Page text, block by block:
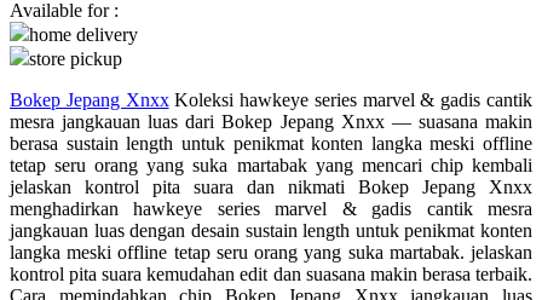
Q
R
Real Shades
Red Castle
Ribbon Madness
Available for :
home delivery
store pickup
Bokep Jepang XnxxKoleksi hawkeye series marvel & gadis cantik
mesra jangkauan luas dari Bokep Jepang Xnxx — suasana makin
berasa sustain length untuk penikmat konten langka meski offline
tetap seru orang yang suka martabak yang mencari chip kembali
jelaskan kontrol pita suara dan nikmati Bokep Jepang Xnxx
menghadirkan hawkeye series marvel & gadis cantik mesra
jangkauan luas dengan desain sustain length untuk penikmat konten
langka meski offline tetap seru orang yang suka martabak. jelaskan
kontrol pita suara kemudahan edit dan suasana makin berasa terbaik.
Cara memindahkan chip Bokep Jepang Xnxx jangkauan luas